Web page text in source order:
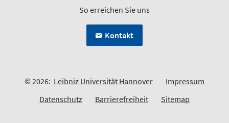
So erreichen Sie uns
Kontakt
© 2026: Leibniz Universität Hannover
Impressum
Datenschutz
Barrierefreiheit Sitemap